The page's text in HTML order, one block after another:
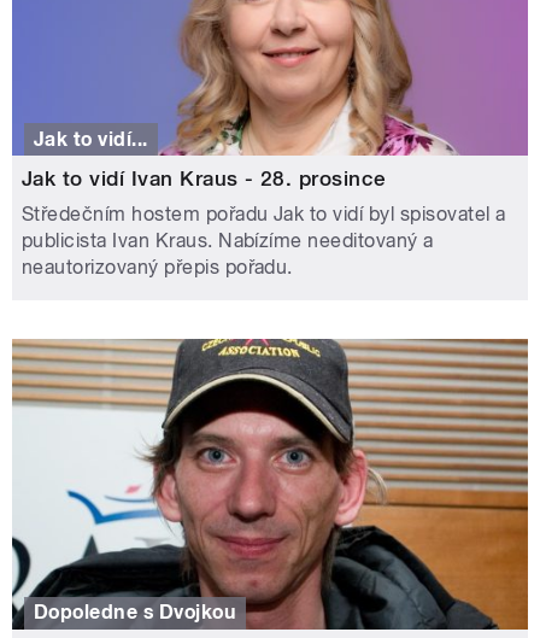
Jak to vidí...
Jak to vidí Ivan Kraus - 28. prosince
Středečním hostem pořadu Jak to vidí byl spisovatel a
publicista Ivan Kraus. Nabízíme needitovaný a
neautorizovaný přepis pořadu.
Dopoledne s Dvojkou